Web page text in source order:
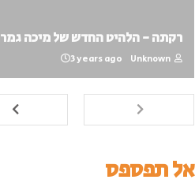
רקתה - הלהיט החדש של מיכה
Unknown
3 years ago
אל תפספס